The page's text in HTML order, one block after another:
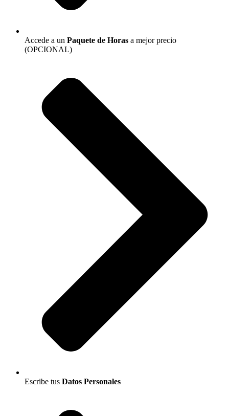
Accede a un Paquete de Horas a mejor precio
(OPCIONAL)
Escribe tus Datos Personales